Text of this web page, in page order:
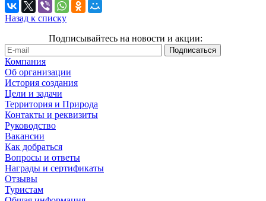
Назад к списку
Подписывайтесь на новости и акции:
Компания
Об организации
История создания
Цели и задачи
Территория и Природа
Контакты и реквизиты
Руководство
Вакансии
Как добраться
Вопросы и ответы
Награды и сертификаты
Отзывы
Туристам